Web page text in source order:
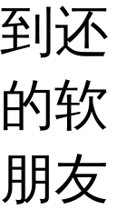
还
软
友